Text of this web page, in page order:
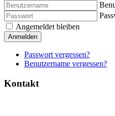
Angemeldet bleiben
Anmelden
Passwort vergessen?
Benutzername vergessen?
Kontakt